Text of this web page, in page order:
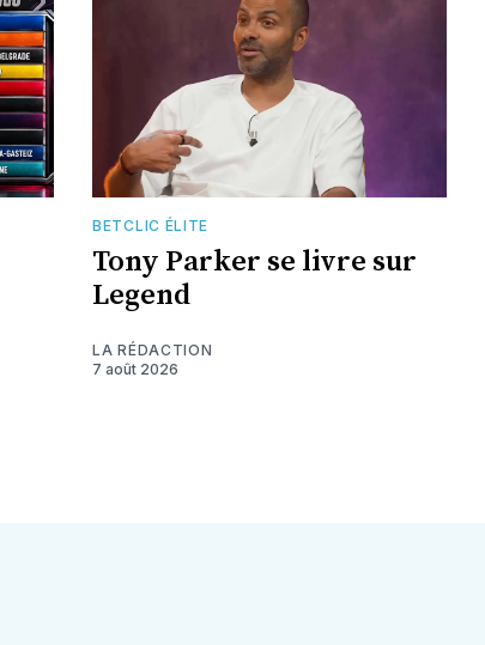
BETCLIC ÉLITE
Tony Parker se livre sur
Legend
LA RÉDACTION
7 août 2026